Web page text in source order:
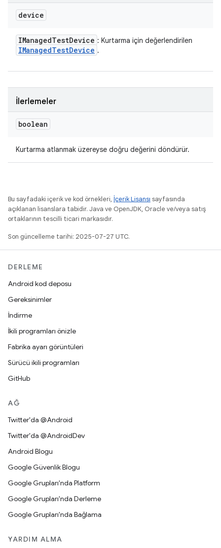
device
IManagedTestDevice : Kurtarma için değerlendirilen
IManagedTestDevice .
İlerlemeler
boolean
Kurtarma atlanmak üzereyse doğru değerini döndürür.
Bu sayfadaki içerik ve kod örnekleri, İçerik Lisansı sayfasında
açıklanan lisanslara tabidir. Java ve OpenJDK, Oracle ve/veya satış
ortaklarının tescilli ticari markasıdır.
Son güncelleme tarihi: 2025-07-27 UTC.
DERLEME
Android kod deposu
Gereksinimler
İndirme
İkili programları önizle
Fabrika ayarı görüntüleri
Sürücü ikili programları
GitHub
AĞ
Twitter'da @Android
Twitter'da @AndroidDev
Android Blogu
Google Güvenlik Blogu
Google Grupları'nda Platform
Google Grupları'nda Derleme
Google Grupları'nda Bağlama
YARDIM ALMA